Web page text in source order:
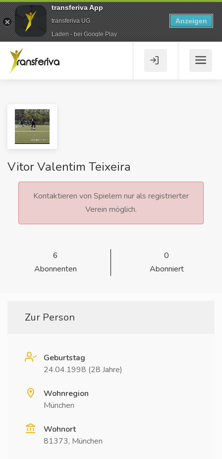
Vitor Valentim Teixeira
Kontaktieren von Spielern nur als registrierter
Verein möglich.
6
Abonnenten
0
Abonniert
Zur Person
Geburtstag
24.04.1998 (28 Jahre)
Wohnregion
München
Wohnort
81373, München
transferiva App
transferiva UG
Laden - bei Google Play
Anzeigen